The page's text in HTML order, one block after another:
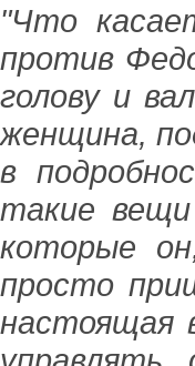
"Что
против
голову и
женщина,
в
такие
которые
просто
настоящая